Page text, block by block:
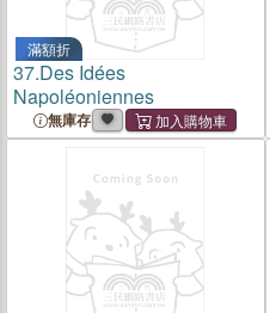
滿額折
37.Des Idées
Napoléoniennes
無庫存